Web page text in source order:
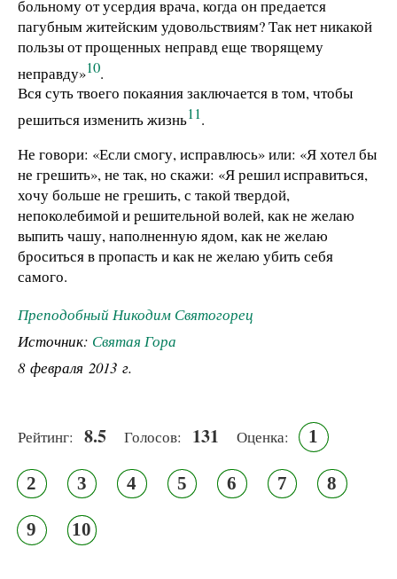
больному от усердия врача, когда он предается
пагубным житейским удовольствиям? Так нет никакой
пользы от прощенных неправд еще творящему
неправду»10.
Вся суть твоего покаяния заключается в том, чтобы
решиться изменить жизнь11.
Не говори: «Если смогу, исправлюсь» или: «Я хотел бы
не грешить», не так, но скажи: «Я решил исправиться,
хочу больше не грешить, с такой твердой,
непоколебимой и решительной волей, как не желаю
выпить чашу, наполненную ядом, как не желаю
броситься в пропасть и как не желаю убить себя
самого.
Преподобный Никодим Святогорец
Источник: Святая Гора
8 февраля 2013 г.
Рейтинг: 8.5 Голосов: 131 Оценка: 1
2 3 4 5 6 7 8
9 10